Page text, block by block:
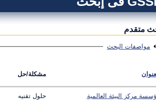
متقدم
عرض
مواصفات البحث
مشكلة/حل
مركز البيئة العالمية حلول تقنيه